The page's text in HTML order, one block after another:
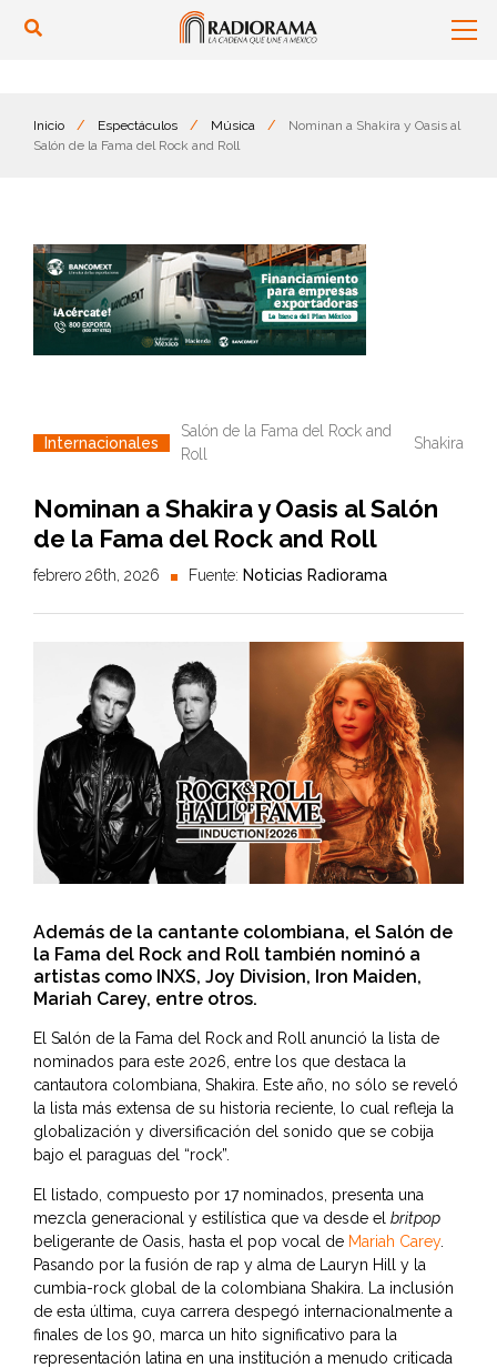
Inicio / Espectáculos / Música /
Nominan a Shakira y Oasis al
Salón de la Fama del Rock and Roll
Internacionales
Salón de la Fama del Rock and
Roll
Shakira
Nominan a Shakira y Oasis al Salón
de la Fama del Rock and Roll
febrero 26th, 2026 Fuente: Noticias Radiorama
Además de la cantante colombiana, el Salón de
la Fama del Rock and Roll también nominó a
artistas como INXS, Joy Division, Iron Maiden,
Mariah Carey, entre otros.
El Salón de la Fama del Rock and Roll anunció la lista de
nominados para este 2026, entre los que destaca la
cantautora colombiana, Shakira. Este año, no sólo se reveló
la lista más extensa de su historia reciente, lo cual refleja la
globalización y diversificación del sonido que se cobija
bajo el paraguas del “rock”.
El listado, compuesto por 17 nominados, presenta una
mezcla generacional y estilística que va desde el britpop
beligerante de Oasis, hasta el pop vocal de Mariah Carey.
Pasando por la fusión de rap y alma de Lauryn Hill y la
cumbia-rock global de la colombiana Shakira. La inclusión
de esta última, cuya carrera despegó internacionalmente a
finales de los 90, marca un hito significativo para la
representación latina en una institución a menudo criticada